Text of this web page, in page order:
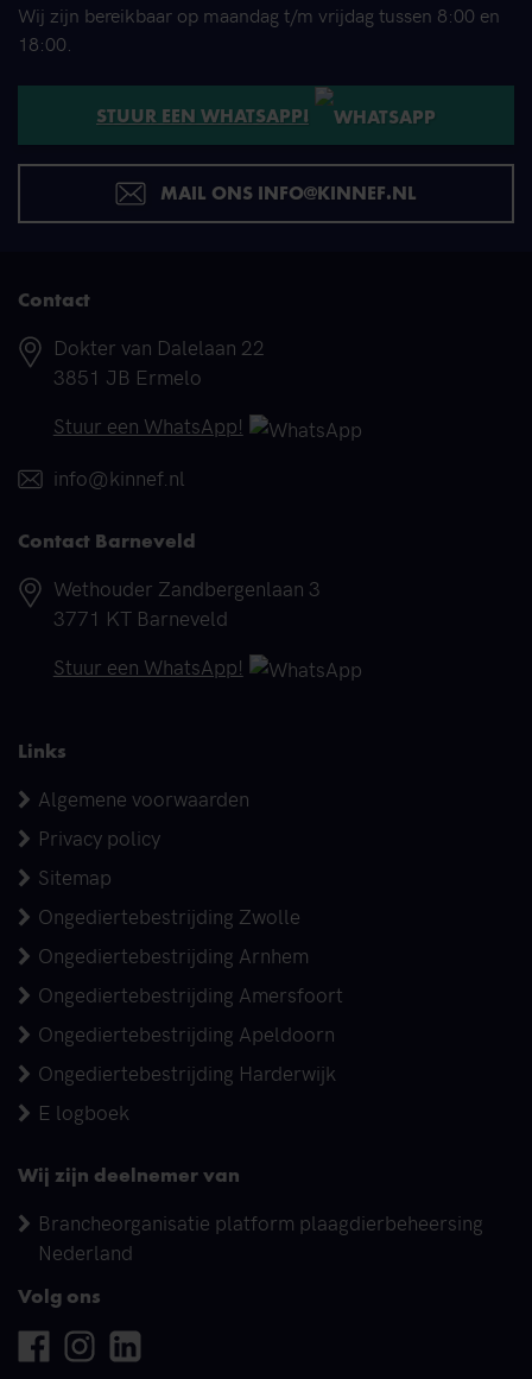
Wij zijn bereikbaar op maandag t/m vrijdag tussen 8:00 en
18:00.
STUUR EEN WHATSAPP!
MAIL ONS INFO@KINNEF.NL
Contact
Adres
Dokter van Dalelaan 22
3851 JB Ermelo
Telefoonnummer
Stuur een WhatsApp!
E-mail
info@kinnef.nl
Contact Barneveld
Adres
Wethouder Zandbergenlaan 3
3771 KT Barneveld
Telefoonnummer
Stuur een WhatsApp!
Links
Algemene voorwaarden
Privacy policy
Sitemap
Ongediertebestrijding Zwolle
Ongediertebestrijding Arnhem
Ongediertebestrijding Amersfoort
Ongediertebestrijding Apeldoorn
Ongediertebestrijding Harderwijk
E logboek
Wij zijn deelnemer van
Brancheorganisatie platform plaagdierbeheersing
Nederland
Volg ons
Facebook
InstagramLinkedin